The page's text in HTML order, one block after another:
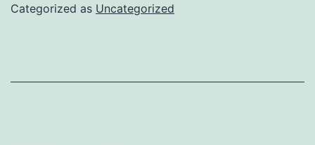
Categorized as Uncategorized